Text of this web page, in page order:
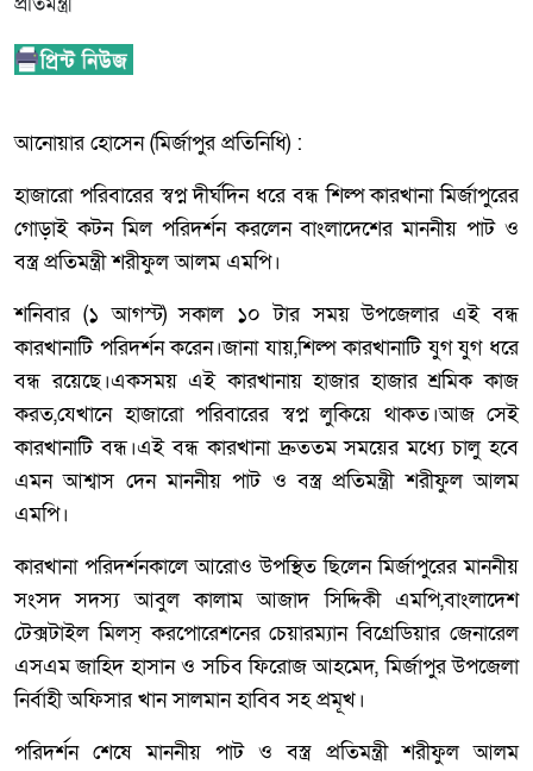
আনোয়ার হোসেন (মির্জাপুর প্রতিনিধি) :
হাজারো পরিবারের স্বপ্ন দীর্ঘদিন ধরে বন্ধ শিল্প কারখানা মির্জাপুরের
গোড়াই কটন মিল পরিদর্শন করলেন বাংলাদেশের মাননীয় পাট ও
বস্ত্র প্রতিমন্ত্রী শরীফুল আলম এমপি।
শনিবার (১ আগস্ট) সকাল ১০ টার সময় উপজেলার এই বন্ধ
কারখানাটি পরিদর্শন করেন।জানা যায়,শিল্প কারখানাটি যুগ যুগ ধরে
বন্ধ রয়েছে।একসময় এই কারখানায় হাজার হাজার শ্রমিক কাজ
করত,যেখানে হাজারো পরিবারের স্বপ্ন লুকিয়ে থাকত।আজ সেই
কারখানাটি বন্ধ।এই বন্ধ কারখানা দ্রুততম সময়ের মধ্যে চালু হবে
এমন আশ্বাস দেন মাননীয় পাট ও বস্ত্র প্রতিমন্ত্রী শরীফুল আলম
এমপি।
কারখানা পরিদর্শনকালে আরোও উপস্থিত ছিলেন মির্জাপুরের মাননীয়
সংসদ সদস্য আবুল কালাম আজাদ সিদ্দিকী এমপি,বাংলাদেশ
টেক্সটাইল মিলস্ করপোরেশনের চেয়ারম্যান বিগ্রেডিয়ার জেনারেল
এসএম জাহিদ হাসান ও সচিব ফিরোজ আহমেদ, মির্জাপুর উপজেলা
নির্বাহী অফিসার খান সালমান হাবিব সহ প্রমূখ।
পরিদর্শন শেষে মাননীয় পাট ও বস্ত্র প্রতিমন্ত্রী শরীফুল আলম